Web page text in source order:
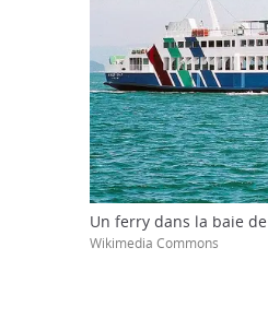
Un ferry dans la baie
Wikimedia Commons